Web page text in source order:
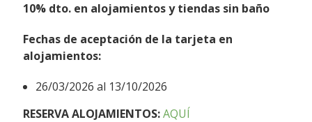
10% dto. en alojamientos y tiendas sin baño
Fechas de aceptación de la tarjeta en
alojamientos:
26/03/2026 al 13/10/2026
RESERVA ALOJAMIENTOS: AQUÍ